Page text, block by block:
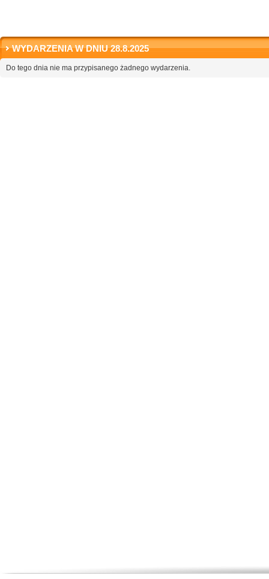
WYDARZENIA W DNIU 28.8.2025
Do tego dnia nie ma przypisanego żadnego wydarzenia.